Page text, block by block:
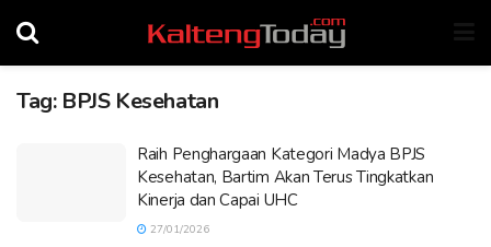
Tag: BPJS Kesehatan
Raih Penghargaan Kategori Madya BPJS
Kesehatan, Bartim Akan Terus Tingkatkan
Kinerja dan Capai UHC
27/01/2026